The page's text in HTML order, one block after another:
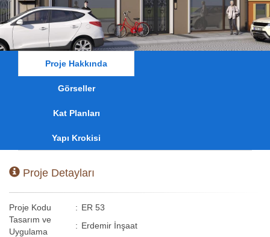
Proje Hakkında
Görseller
Kat Planları
Yapı Krokisi
Proje Detayları
Proje Kodu : ER 53
Tasarım ve
Uygulama
: Erdemir İnşaat